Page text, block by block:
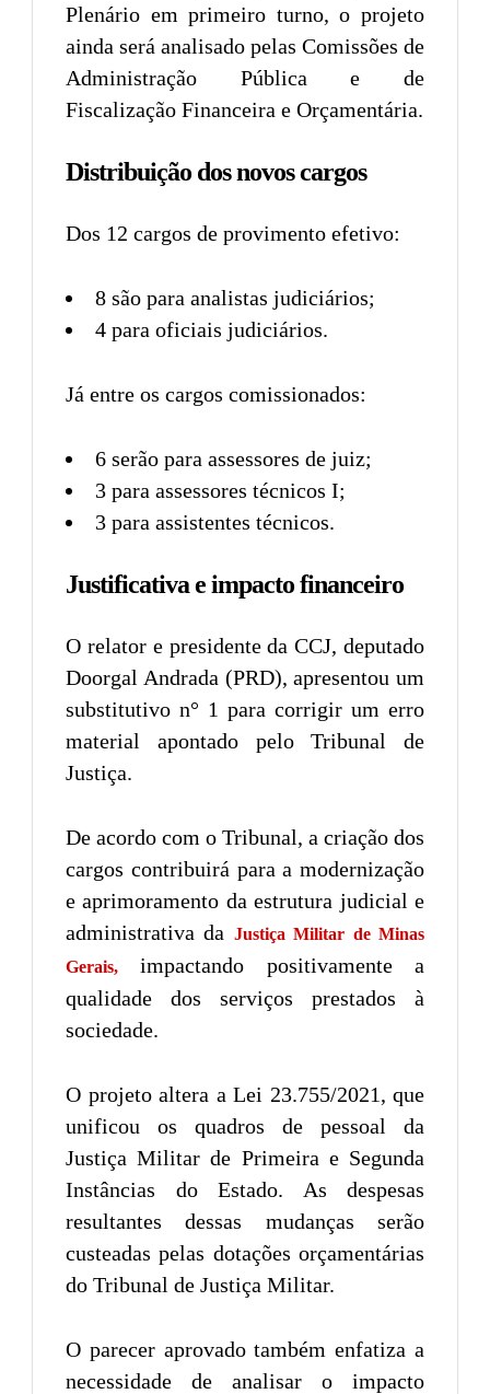
Plenário em primeiro turno, o projeto
ainda será analisado pelas Comissões de
Administração Pública e de
Fiscalização Financeira e Orçamentária.
Distribuição dos novos cargos
Dos 12 cargos de provimento efetivo:
8 são para analistas judiciários;
4 para oficiais judiciários.
Já entre os cargos comissionados:
6 serão para assessores de juiz;
3 para assessores técnicos I;
3 para assistentes técnicos.
Justificativa e impacto financeiro
O relator e presidente da CCJ, deputado
Doorgal Andrada (PRD), apresentou um
substitutivo n° 1 para corrigir um erro
material apontado pelo Tribunal de
Justiça.
De acordo com o Tribunal, a criação dos
cargos contribuirá para a modernização
e aprimoramento da estrutura judicial e
administrativa da Justiça Militar de Minas
Gerais,
impactando positivamente a
qualidade dos serviços prestados à
sociedade.
O projeto altera a Lei 23.755/2021, que
unificou os quadros de pessoal da
Justiça Militar de Primeira e Segunda
Instâncias do Estado. As despesas
resultantes dessas mudanças serão
custeadas pelas dotações orçamentárias
do Tribunal de Justiça Militar.
O parecer aprovado também enfatiza a
necessidade de analisar o impacto